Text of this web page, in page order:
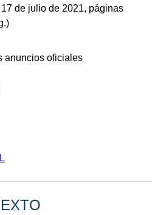
de julio de 2021, páginas
)
anuncios oficiales